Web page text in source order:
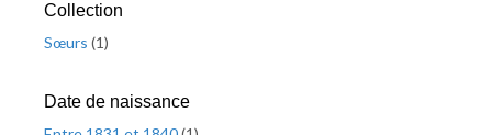
Collection
Sœurs (1)
Date de naissance